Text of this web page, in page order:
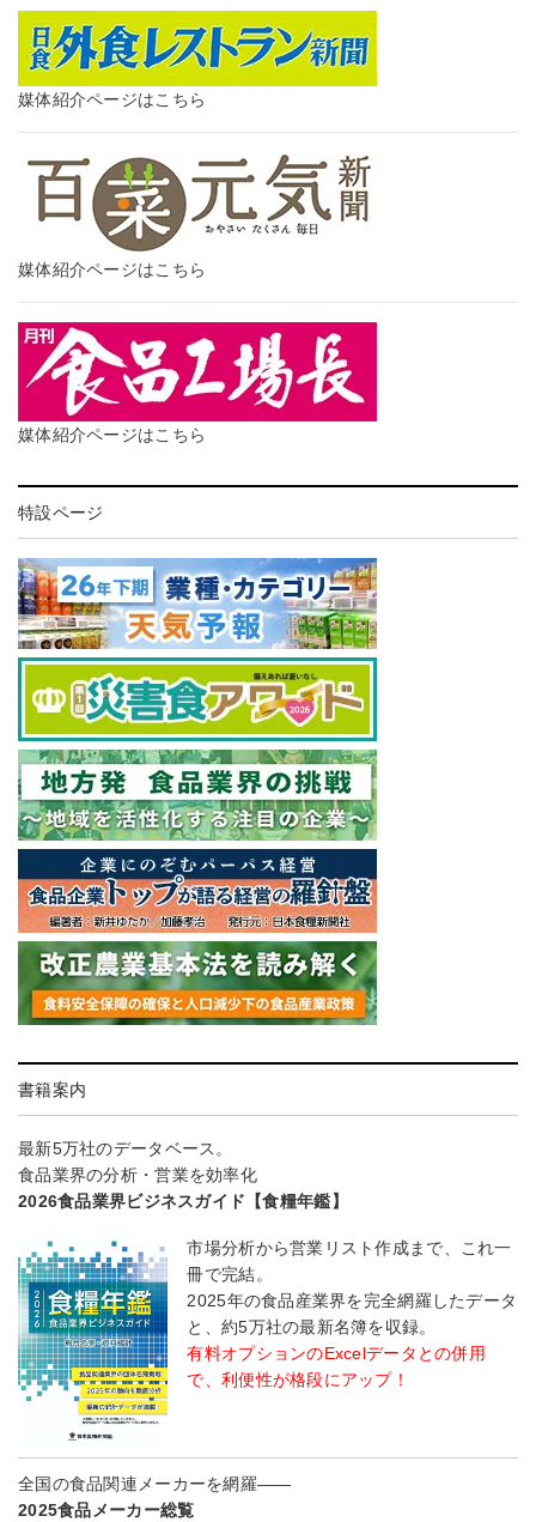
媒体紹介ページはこちら
媒体紹介ページはこちら
媒体紹介ページはこちら
特設ページ
書籍案内
最新5万社のデータベース。
食品業界の分析・営業を効率化
2026食品業界ビジネスガイド【食糧年鑑】
市場分析から営業リスト作成まで、これ一
冊で完結。
2025年の食品産業界を完全網羅したデータ
と、約5万社の最新名簿を収録。
有料オプションのExcelデータとの併用
で、利便性が格段にアップ！
全国の食品関連メーカーを網羅――
2025食品メーカー総覧